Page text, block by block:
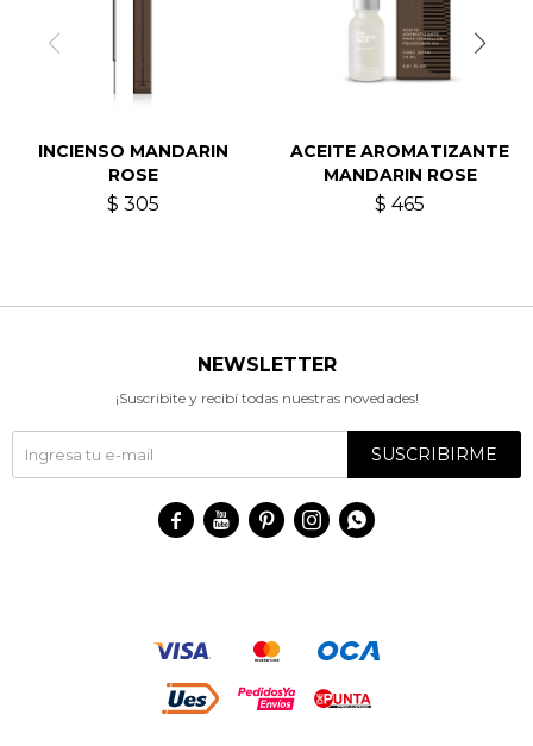
INCIENSO MANDARIN
ROSE
$ 305
ACEITE AROMATIZANTE
MANDARIN ROSE
$ 465
NEWSLETTER
¡Suscribite y recibí todas nuestras novedades!
SUSCRIBIRME
    